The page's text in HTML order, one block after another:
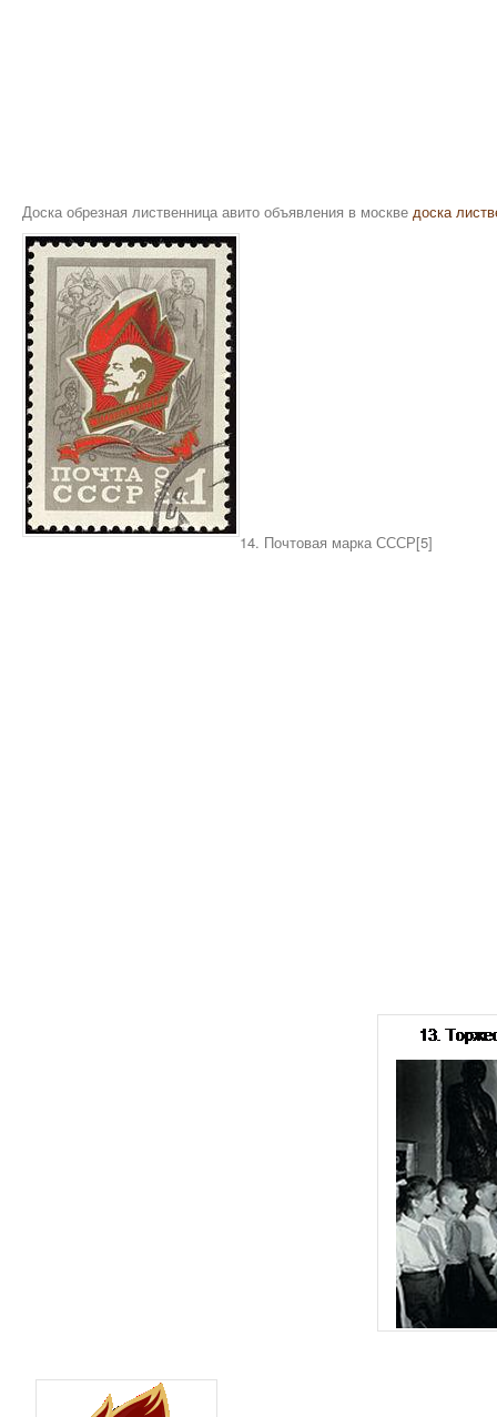
Доска обрезная лиственница авито объявления в москве доска
14. Почтовая марка СССР[5]